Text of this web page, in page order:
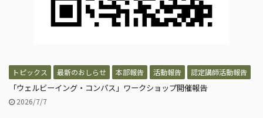
トピックス 最新のおしらせ 本部報告 活動報告 認定講師活動報告
「ウェルビーイング・コンパス」ワークショップ開催報告
2026/7/7